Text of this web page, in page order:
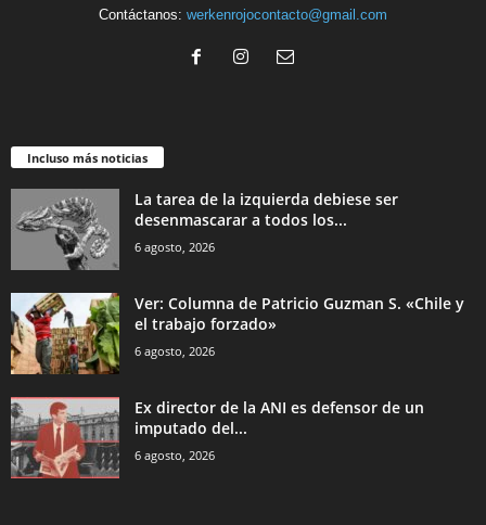
Contáctanos: werkenrojocontacto@gmail.com
Incluso más noticias
La tarea de la izquierda debiese ser
desenmascarar a todos los...
6 agosto, 2026
Ver: Columna de Patricio Guzman S. «Chile y
el trabajo forzado»
6 agosto, 2026
Ex director de la ANI es defensor de un
imputado del...
6 agosto, 2026